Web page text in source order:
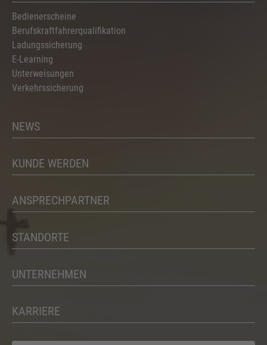
Bedienerscheine
Berufskraftfahrerqualifikation
Ladungssicherung
E-Learning
Unterweisungen
Verkehrssicherung
NEWS
KUNDE WERDEN
ANSPRECHPARTNER
STANDORTE
UNTERNEHMEN
KARRIERE